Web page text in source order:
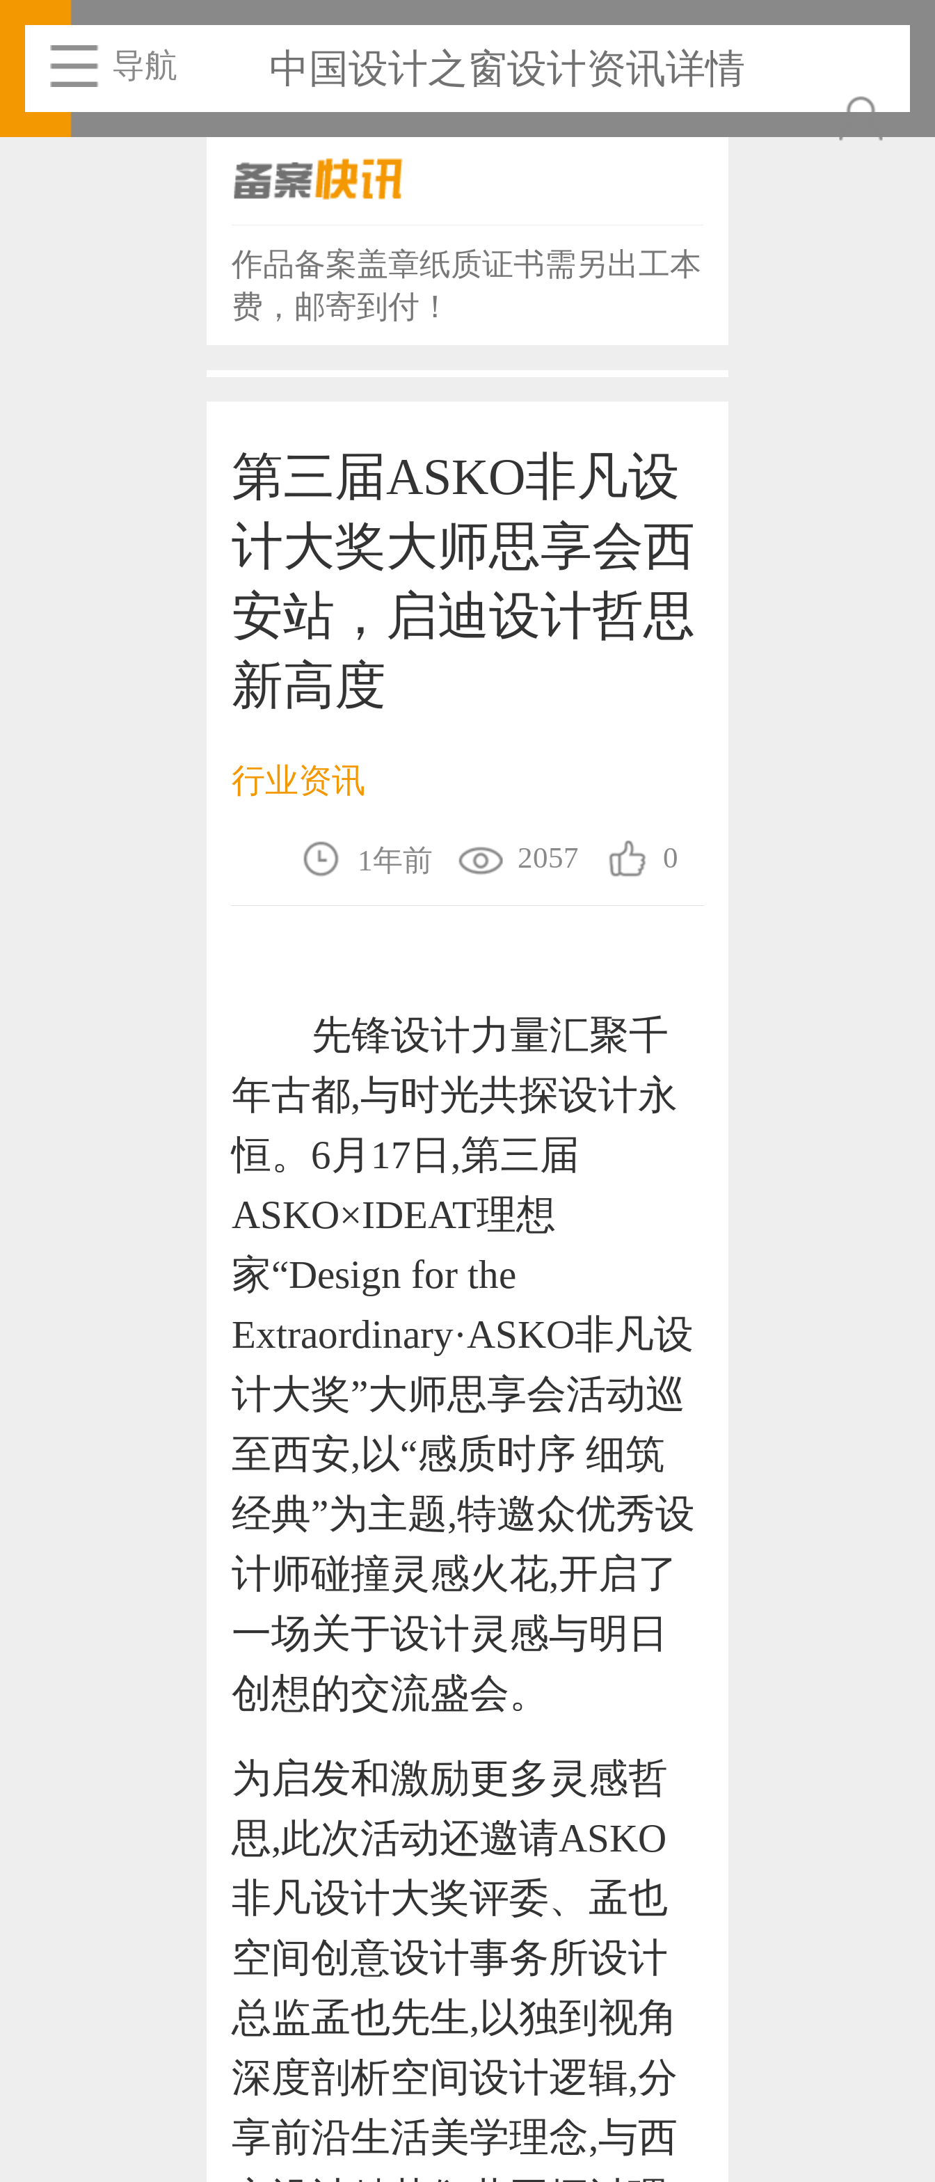
导航 中国设计之窗设计资讯详情
恭喜131****1475用户作品已成功备案！
恭喜133****9020用户作品已成功备案！
恭喜136****9807用户作品已成功备案！
恭喜159****4930用户作品已成功备案！
恭喜150****6483用户作品已成功备案！
恭喜131****2473用户作品已成功备案！
恭喜133****6466用户作品已成功备案！
更多
作品备案盖章纸质证书需另出工本
费，邮寄到付！
第三届ASKO非凡设
计大奖大师思享会西
安站，启迪设计哲思
新高度
行业资讯
1年前 2057 0
先锋设计力量汇聚千
年古都,与时光共探设计永
恒。6月17日,第三届
ASKO×IDEAT理想
家“Design for the
Extraordinary·ASKO非凡设
计大奖”大师思享会活动巡
至西安,以“感质时序 细筑
经典”为主题,特邀众优秀设
计师碰撞灵感火花,开启了
一场关于设计灵感与明日
创想的交流盛会。
为启发和激励更多灵感哲
思,此次活动还邀请ASKO
非凡设计大奖评委、孟也
空间创意设计事务所设计
总监孟也先生,以独到视角
深度剖析空间设计逻辑,分
享前沿生活美学理念,与西